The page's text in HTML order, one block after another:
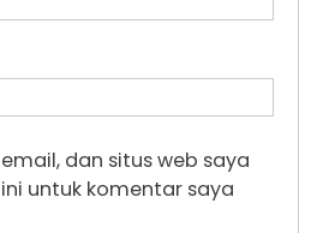
dan situs web saya
untuk komentar saya